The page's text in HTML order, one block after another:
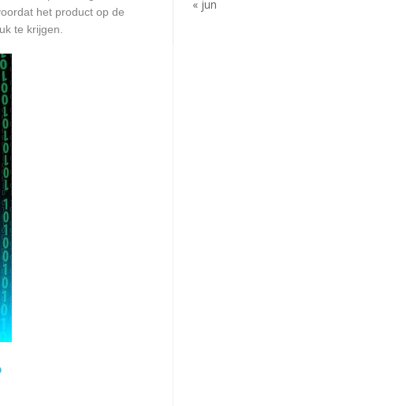
het product op de
te krijgen.
« jun